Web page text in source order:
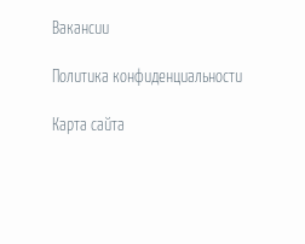
Вакансии
Политика конфиденциальности
Карта сайта